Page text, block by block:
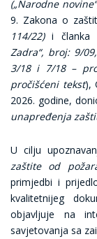
(„Narodne
9. Zakona o
114/22)i članka
Zadra“, broj: 9/
3/18 i 7/18 –
pročišćeni tekst),
2026. godine,
unapređenja
U cilju
zaštite od
primjedbi i
kvalitetnijeg
objavljuje na
savjetovanja sa